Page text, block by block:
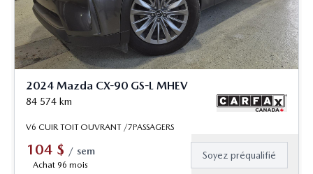
2024 Mazda CX-90 GS-L MHEV
84 574 km
V6 CUIR TOIT OUVRANT /7PASSAGERS
104 $ / sem
Achat 96 mois
Soyez préqualifié